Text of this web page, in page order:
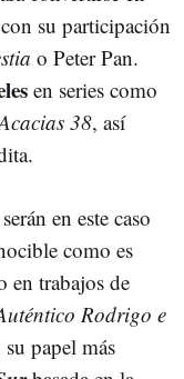
su participación
o Peter Pan.
en series como
38, así
en este caso
como es
en trabajos de
Rodrigo e
papel más